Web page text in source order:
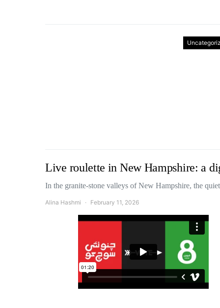
Live roulette in New Hampshire: a
In the granite‑stone valleys of New Hampshire, the
Alina Hashmi February 11, 2026